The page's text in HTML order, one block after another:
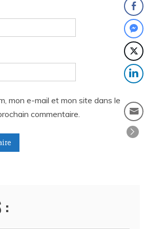
mon e-mail et mon site dans le
commentaire.
: